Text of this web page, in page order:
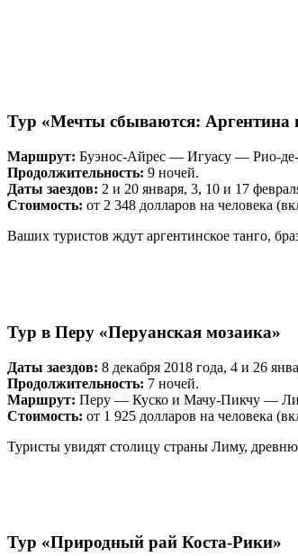
Тур «Мечты сбываются: Аргентина
Маршрут: Буэнос-Айрес — Игуасу — Рио-
Продолжительность: 9 ночей.
Даты заездов: 2 и 20 января, 3, 10 и 17
Стоимость: от 2 348 долларов на человека
Ваших туристов ждут аргентинское танго,
Тур в Перу «Перуанская мозаика»
Даты заездов: 8 декабря 2018 года, 4 и 26
Продолжительность: 7 ночей.
Маршрут: Перу — Куско и Мачу-Пикчу —
Стоимость: от 1 925 долларов на человека
Туристы увидят столицу страны Лиму,
Тур «Природный рай Коста-Рики»